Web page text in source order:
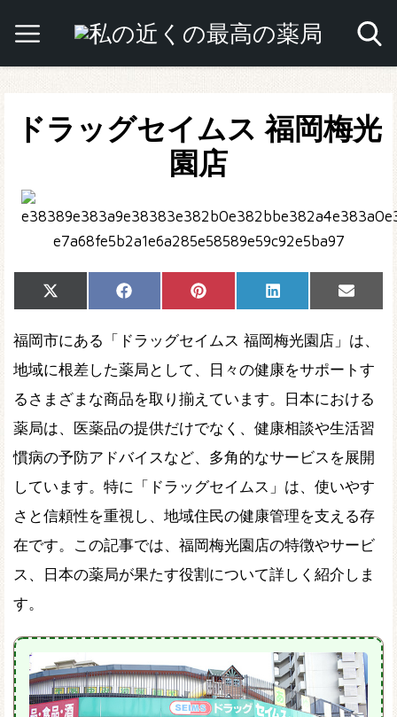
ドラッグセイムス 福岡梅光
園店
Share
on
X
(Twitter)
Share
on
Facebook Share
on
Pinterest Share
on
LinkedIn
Share
on
Email
福岡市にある「ドラッグセイムス 福岡梅光園店」は、
地域に根差した薬局として、日々の健康をサポートす
るさまざまな商品を取り揃えています。日本における
薬局は、医薬品の提供だけでなく、健康相談や生活習
慣病の予防アドバイスなど、多角的なサービスを展開
しています。特に「ドラッグセイムス」は、使いやす
さと信頼性を重視し、地域住民の健康管理を支える存
在です。この記事では、福岡梅光園店の特徴やサービ
ス、日本の薬局が果たす役割について詳しく紹介しま
す。